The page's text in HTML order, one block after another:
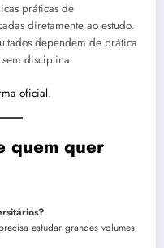
práticas de
diretamente ao estudo.
dependem de prática
sem disciplina.
oficial.
quem quer
estudar grandes volumes